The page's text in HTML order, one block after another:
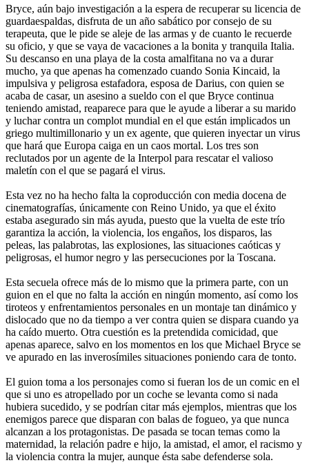
Bryce, aún bajo investigación a la espera de recuperar su licencia de
guardaespaldas, disfruta de un año sabático por consejo de su
terapeuta, que le pide se aleje de las armas y de cuanto le recuerde
su oficio, y que se vaya de vacaciones a la bonita y tranquila Italia.
Su descanso en una playa de la costa amalfitana no va a durar
mucho, ya que apenas ha comenzado cuando Sonia Kincaid, la
impulsiva y peligrosa estafadora, esposa de Darius, con quien se
acaba de casar, un asesino a sueldo con el que Bryce continua
teniendo amistad, reaparece para que le ayude a liberar a su marido
y luchar contra un complot mundial en el que están implicados un
griego multimillonario y un ex agente, que quieren inyectar un virus
que hará que Europa caiga en un caos mortal. Los tres son
reclutados por un agente de la Interpol para rescatar el valioso
maletín con el que se pagará el virus.
Esta vez no ha hecho falta la coproducción con media docena de
cinematografías, únicamente con Reino Unido, ya que el éxito
estaba asegurado sin más ayuda, puesto que la vuelta de este trío
garantiza la acción, la violencia, los engaños, los disparos, las
peleas, las palabrotas, las explosiones, las situaciones caóticas y
peligrosas, el humor negro y las persecuciones por la Toscana.
Esta secuela ofrece más de lo mismo que la primera parte, con un
guion en el que no falta la acción en ningún momento, así como los
tiroteos y enfrentamientos personales en un montaje tan dinámico y
dislocado que no da tiempo a ver contra quien se dispara cuando ya
ha caído muerto. Otra cuestión es la pretendida comicidad, que
apenas aparece, salvo en los momentos en los que Michael Bryce se
ve apurado en las inverosímiles situaciones poniendo cara de tonto.
El guion toma a los personajes como si fueran los de un comic en el
que si uno es atropellado por un coche se levanta como si nada
hubiera sucedido, y se podrían citar más ejemplos, mientras que los
enemigos parece que disparan con balas de fogueo, ya que nunca
alcanzan a los protagonistas. De pasada se tocan temas como la
maternidad, la relación padre e hijo, la amistad, el amor, el racismo y
la violencia contra la mujer, aunque ésta sabe defenderse sola.